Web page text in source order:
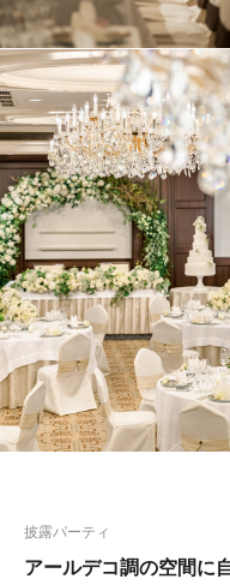
アールデコ調の空間に
披露パーティ